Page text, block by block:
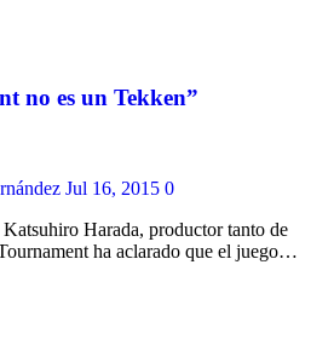
no es un Tekken”
Jul 16, 2015 0
Harada, productor tanto de
ha aclarado que el juego…